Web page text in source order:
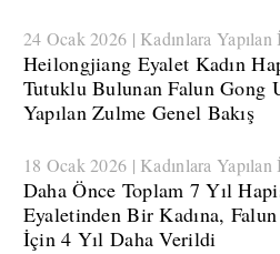
24 Ocak 2026 | Kadınlara Yapılan
Heilongjiang Eyalet Kadın
Tutuklu Bulunan Falun Gong
Yapılan Zulme Genel Bakış
18 Ocak 2026 | Kadınlara Yapılan
​Daha Önce Toplam 7 Yıl
Eyaletinden Bir Kadına,
İçin 4 Yıl Daha Verildi